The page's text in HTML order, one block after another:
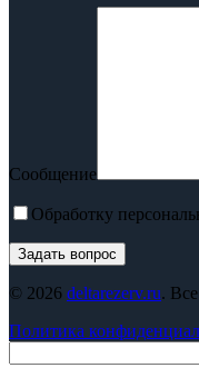
Сообщение
Обработку
© 2026 deltarezerv.ru.
Политика